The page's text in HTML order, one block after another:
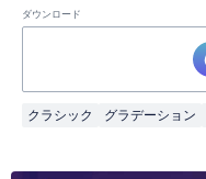
ダウンロード
クラシック グラデーション